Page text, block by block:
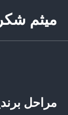
میثم
مراحل